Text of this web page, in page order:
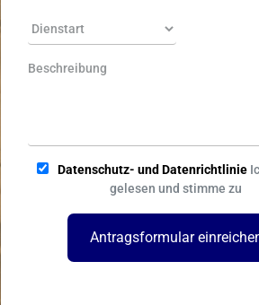
Datenschutz- und Datenrichtlinie
gelesen und stimme zu
Antragsformular